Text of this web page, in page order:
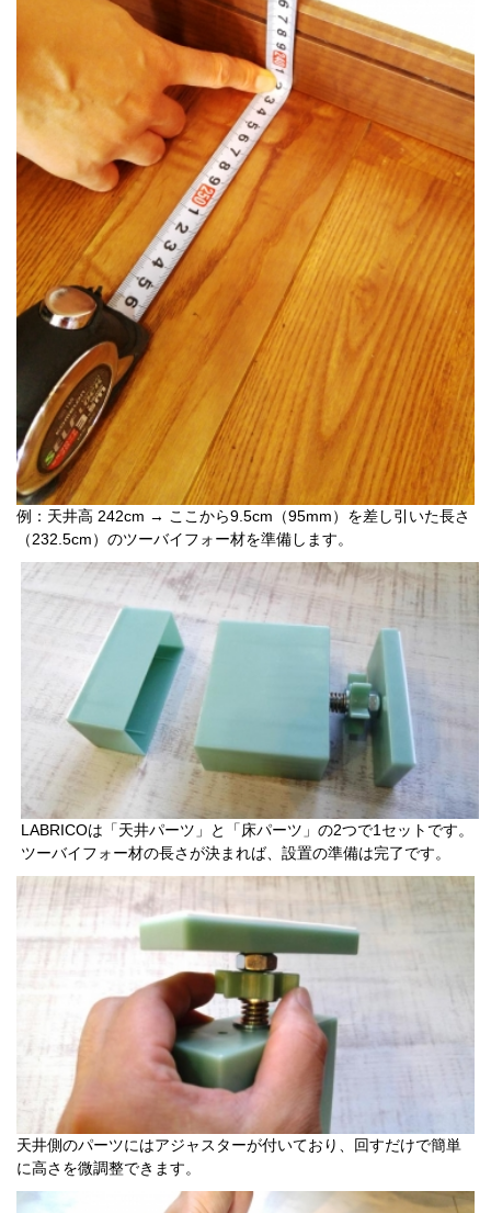
例：天井高 242cm → ここから9.5cm（95mm）を差し引いた長さ
（232.5cm）のツーバイフォー材を準備します。
LABRICOは「天井パーツ」と「床パーツ」の2つで1セットです。
ツーバイフォー材の長さが決まれば、設置の準備は完了です。
天井側のパーツにはアジャスターが付いており、回すだけで簡単
に高さを微調整できます。